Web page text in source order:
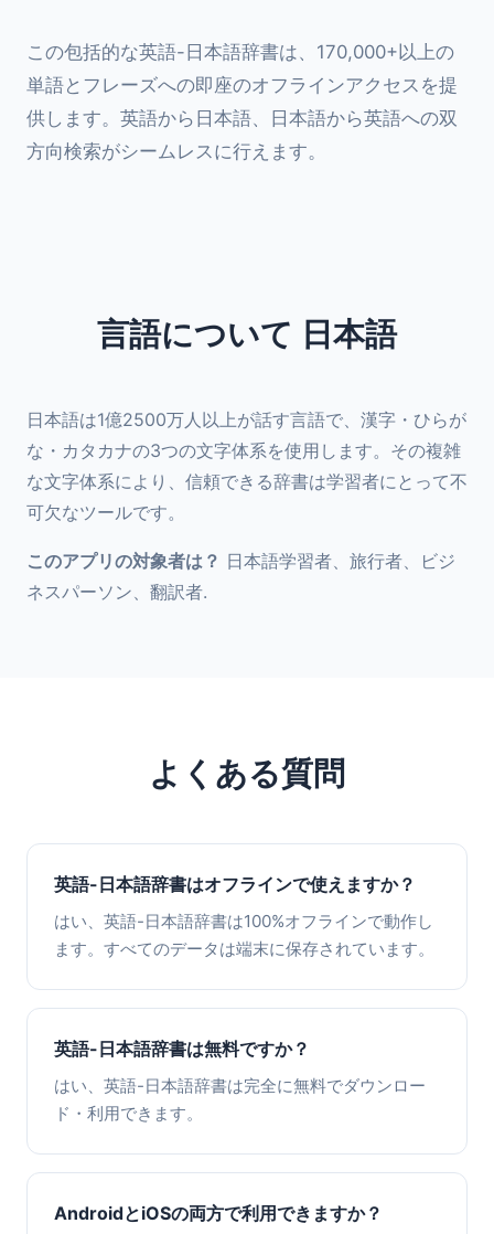
この包括的な英語-日本語辞書は、170,000+以上の
単語とフレーズへの即座のオフラインアクセスを提
供します。英語から日本語、日本語から英語への双
方向検索がシームレスに行えます。
言語について 日本語
日本語は1億2500万人以上が話す言語で、漢字・ひらが
な・カタカナの3つの文字体系を使用します。その複雑
な文字体系により、信頼できる辞書は学習者にとって不
可欠なツールです。
このアプリの対象者は？ 日本語学習者、旅行者、ビジ
ネスパーソン、翻訳者.
よくある質問
英語-日本語辞書はオフラインで使えますか？
はい、英語-日本語辞書は100%オフラインで動作し
ます。すべてのデータは端末に保存されています。
英語-日本語辞書は無料ですか？
はい、英語-日本語辞書は完全に無料でダウンロー
ド・利用できます。
AndroidとiOSの両方で利用できますか？